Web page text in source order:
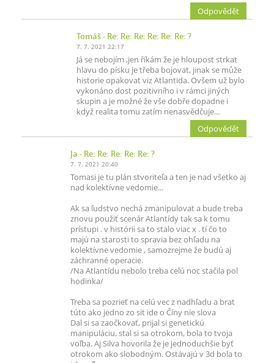
Odpovědět
Tomáš- Re: Re: Re: Re: Re: Re: ?
7. 7. 2021 22:17
Já se nebojím ,jen říkám že je hloupost strkat
hlavu do písku je třeba bojovat, jinak se může
historie opakovat viz Atlantida. Ovšem už bylo
vykonáno dost pozitivního i v rámci jiných
skupin a je možné že vše dobře dopadne i
když realita tomu zatím nenasvědčuje...
Odpovědět
Ja - Re: Re: Re: Re: Re: ?
7. 7. 2021 20:40
Tomasi je tu plán stvoriteľa a ten je nad všetko aj
nad kolektívne vedomie...
Ak sa ľudstvo nechá zmanipulovat a bude treba
znovu použiť scenár Atlantídy tak sa k tomu
prístupi . v histórii sa to stalo viac x . tí čo to
majú na starosti to spravia bez ohľadu na
kolektívne vedomie , samozrejme že budú aj
záchranné operacie.
/Na Atlantídu nebolo treba celú noc stačila pol
hodinka/
Treba sa pozrieť na celú vec z nadhľadu a brat
túto ako jedno zo sit ide o Číny nie slova
Dal si sa zaočkovať, prijal si genetickú
manipuláciu, stal si sa otrokom, bola to tvoja
voľba. Aj Silva hovorila že je jednoduchšie byť
otrokom ako slobodným. Ostávajú v 3d bola to